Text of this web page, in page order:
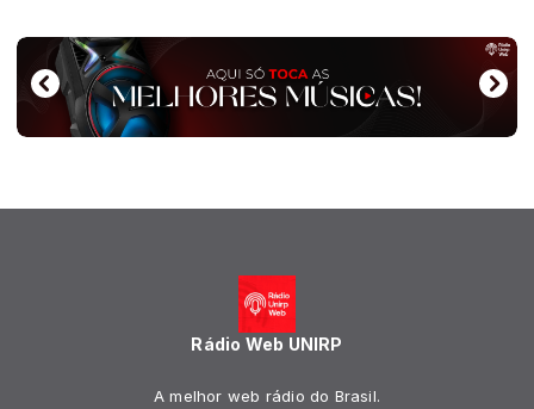
Rádio Web UNIRP
A melhor web rádio do Brasil.